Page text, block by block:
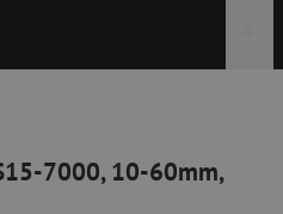
7000, 10-60mm,